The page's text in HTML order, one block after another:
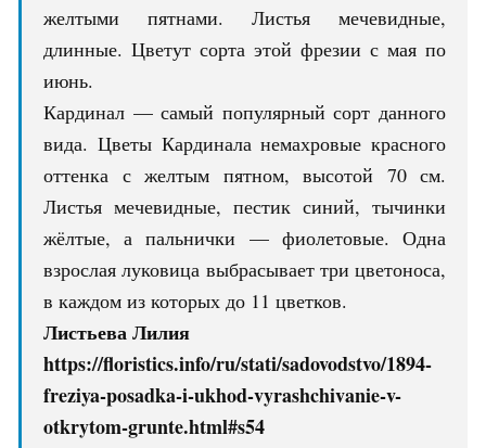
желтыми пятнами. Листья мечевидные,
длинные. Цветут сорта этой фрезии с мая по
июнь.
Кардинал — самый популярный сорт данного
вида. Цветы Кардинала немахровые красного
оттенка с желтым пятном, высотой 70 см.
Листья мечевидные, пестик синий, тычинки
жёлтые, а пальнички — фиолетовые. Одна
взрослая луковица выбрасывает три цветоноса,
в каждом из которых до 11 цветков.
Листьева Лилия
https://floristics.info/ru/stati/sadovodstvo/1894-
freziya-posadka-i-ukhod-vyrashchivanie-v-
otkrytom-grunte.html#s54